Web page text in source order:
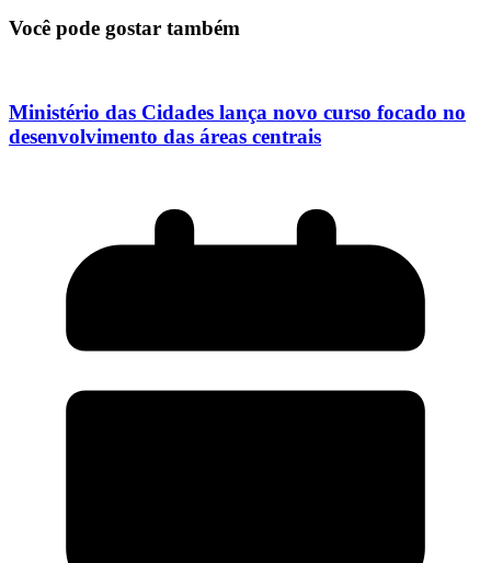
Você pode gostar também
Ministério das Cidades lança novo curso focado no
desenvolvimento das áreas centrais